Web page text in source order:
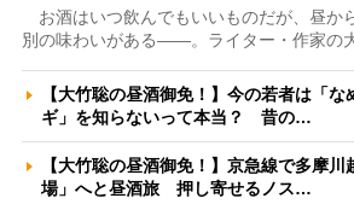
お酒はいつ飲んでもいいものだが、昼か
別の味わいがある――。ライター・作家の
【大竹聡の昼酒御免！】今の若者は「
ギ」を知らないって本当？ 昔の…
【大竹聡の昼酒御免！】京急線で多摩
場」へと昼酒旅 押し寄せるノス…